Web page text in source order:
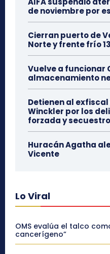
de noviembre por
Cierran puerto de
Norte y frente frío 13
Vuelve a funcionar
almacenamiento
Detienen al
Winckler por los
forzada y secuestro
Huracán Agatha
Vicente
Lo Viral
OMS evalúa el talco
cancerígeno”